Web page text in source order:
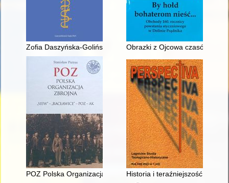
Zofia Daszyńska-Golińska – emancypantka, naukowczyni,
Obrazki z Ojcowa czasów
POZ Polska Organizacja Zbrojna : Siew - Racławice - POZ -
Historia i teraźniejszość -